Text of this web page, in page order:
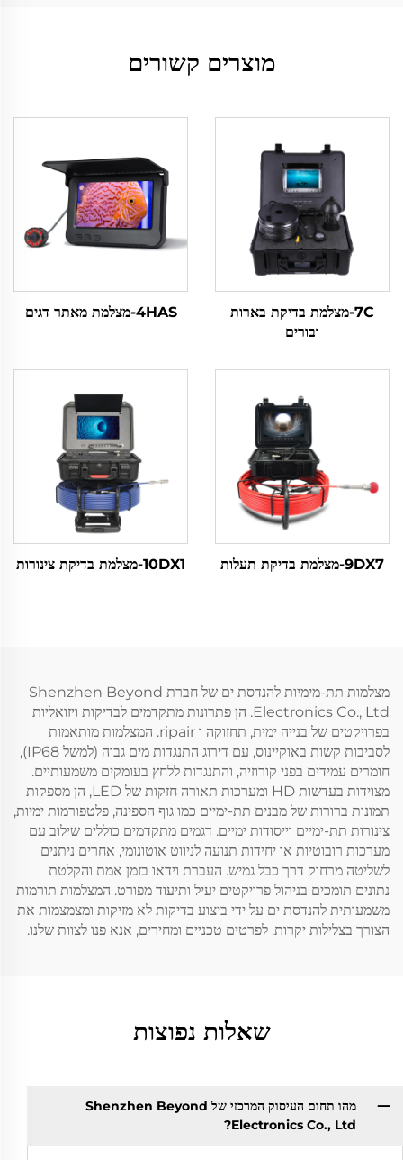
מוצרים קשורים
7C-מצלמת בדיקת בארות
ובורים
4HAS-מצלמת מאתר דגים
9DX7-מצלמת בדיקת תעלות 10DX1-מצלמת בדיקת צינורות
מצלמות תת-מימיות להנדסת ים של חברת Shenzhen Beyond
Electronics Co., Ltd. הן פתרונות מתקדמים לבדיקות ויזואליות
בפרויקטים של בנייה ימית, תחזוקה ו ripair. המצלמות מותאמות
לסביבות קשות באוקיינוס, עם דירוג התנגדות מים גבוה (למשל IP68),
חומרים עמידים בפני קורוזיה, והתנגדות ללחץ בעומקים משמעותיים.
מצוידות בעדשות HD ומערכות תאורה חזקות של LED, הן מספקות
תמונות ברורות של מבנים תת-ימיים כמו גוף הספינה, פלטפורמות ימיות,
צינורות תת-ימיים וייסודות ימיים. דגמים מתקדמים כוללים שילוב עם
מערכות רובוטיות או יחידות תנועה לניווט אוטונומי, אחרים ניתנים
לשליטה מרחוק דרך כבל גמיש. העברת וידאו בזמן אמת והקלטת
נתונים תומכים בניהול פרויקטים יעיל ותיעוד מפורט. המצלמות תורמות
משמעותית להנדסת ים על ידי ביצוע בדיקות לא מזיקות ומצמצמות את
הצורך בצלילות יקרות. לפרטים טכניים ומחירים, אנא פנו לצוות שלנו.
שאלות נפוצות
מהו תחום העיסוק המרכזי של Shenzhen Beyond
Electronics Co., Ltd?